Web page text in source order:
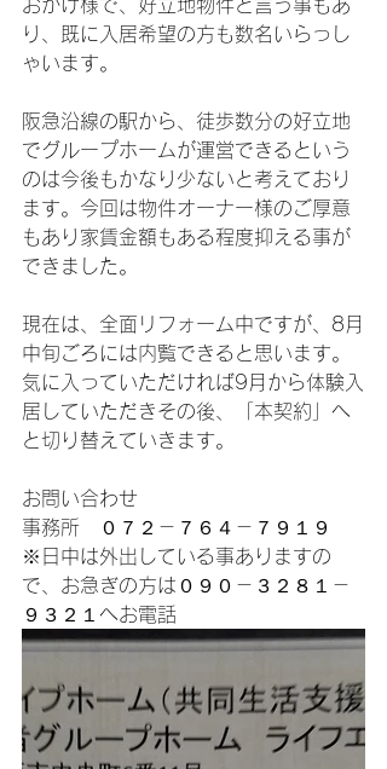
おかげ様で、好立地物件と言う事もあ
り、既に入居希望の方も数名いらっし
ゃいます。
阪急沿線の駅から、徒歩数分の好立地
でグループホームが運営できるという
のは今後もかなり少ないと考えており
ます。今回は物件オーナー様のご厚意
もあり家賃金額もある程度抑える事が
できました。
現在は、全面リフォーム中ですが、8月
中旬ごろには内覧できると思います。
気に入っていただければ9月から体験入
居していただきその後、「本契約」へ
と切り替えていきます。
お問い合わせ
事務所　０７２－７６４－７９１９
※日中は外出している事ありますの
で、お急ぎの方は０９０－３２８１－
９３２１へお電話